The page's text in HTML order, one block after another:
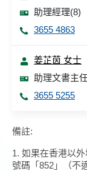
助理經理(8)
3655 4863
姜芷茵 女士
助理文書主
3655 5255
備註:
1. 如果在香港以
號碼「852」（不